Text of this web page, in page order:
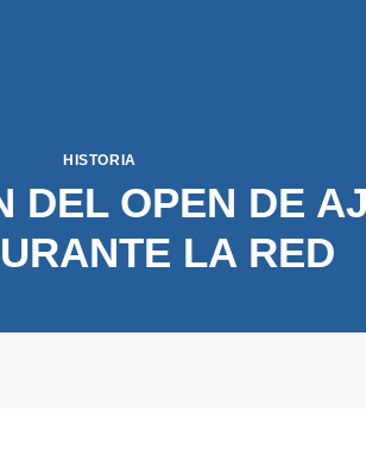
HISTORIA
DEL OPEN DE
LA RED